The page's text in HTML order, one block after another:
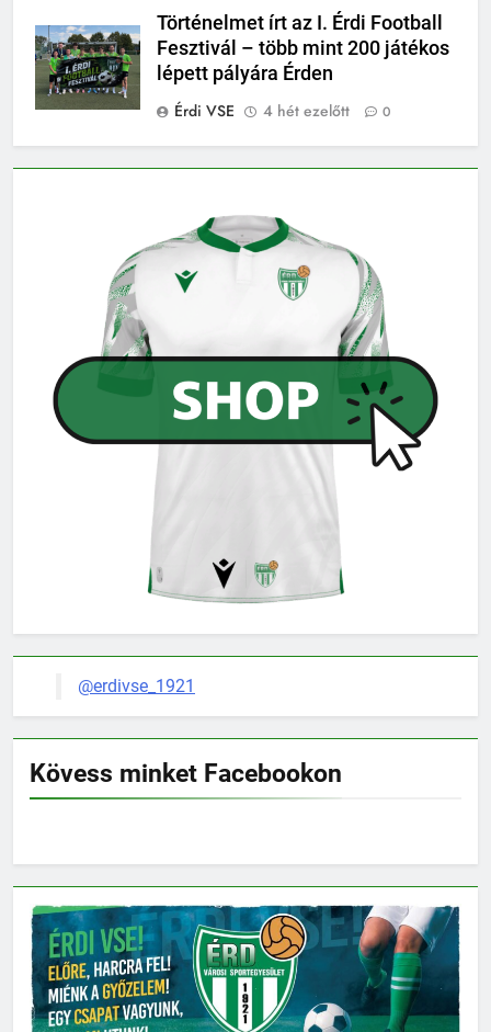
Történelmet írt az I. Érdi Football
Fesztivál – több mint 200 játékos
lépett pályára Érden
Érdi VSE
4 hét ezelőtt 0
@erdivse_1921
Kövess minket Facebookon